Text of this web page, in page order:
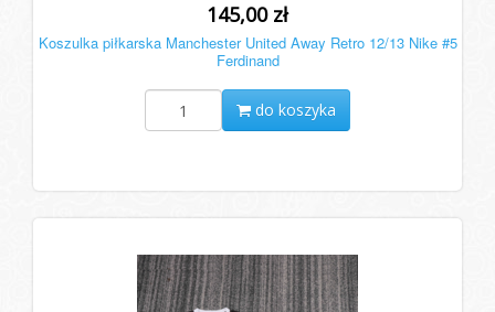
145,00 zł
Koszulka piłkarska Manchester United Away Retro 12/13 Nike #5
Ferdinand
do koszyka